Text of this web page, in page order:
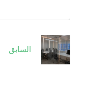
السابق